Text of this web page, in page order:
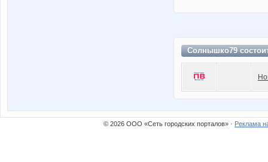
Солнышко79
© 2026 ООО «Сеть городских порталов» · Реклама